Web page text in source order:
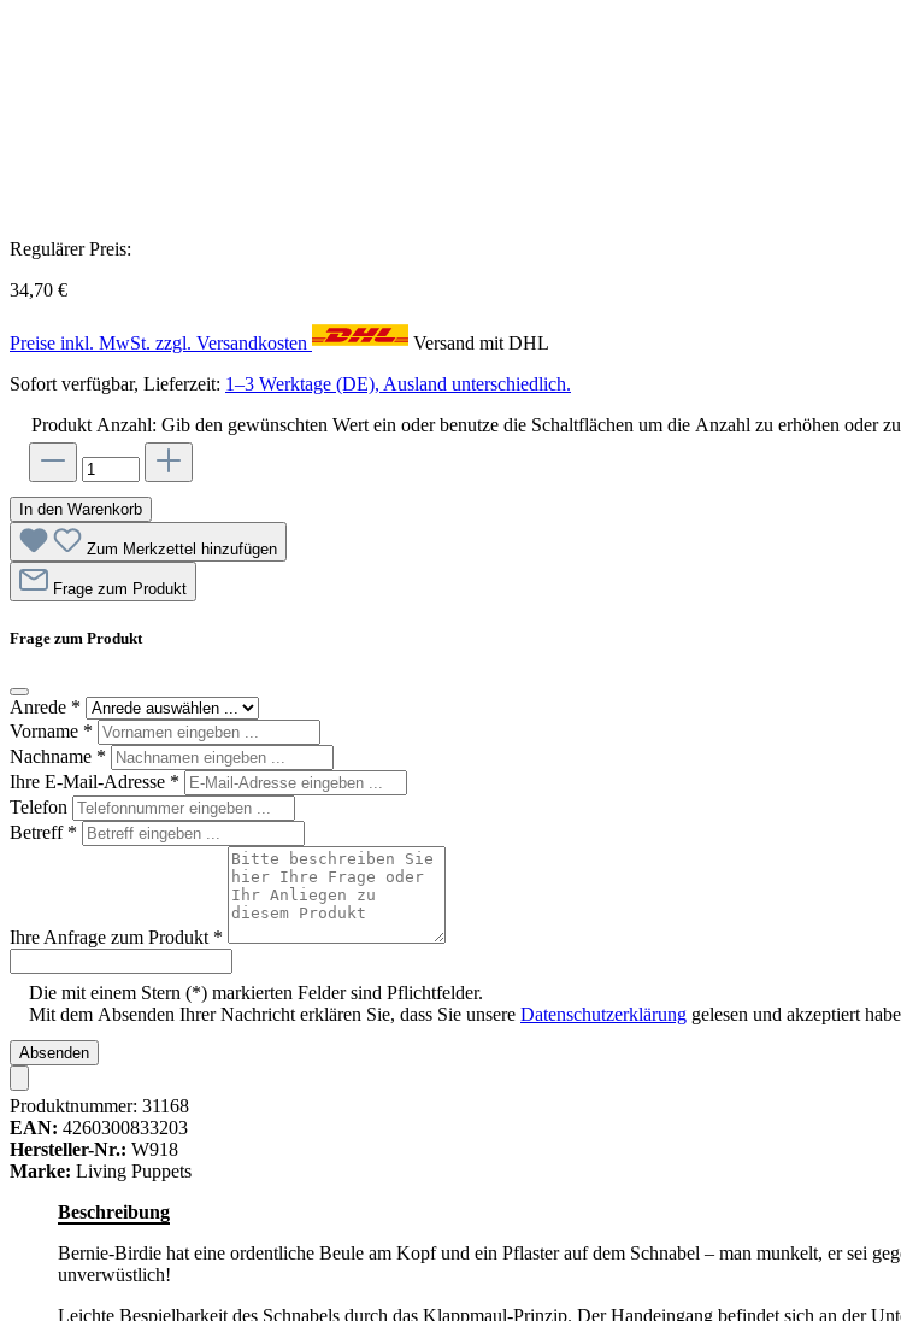
Regulärer Preis:
34,70 €
Preise inkl. MwSt. zzgl. Versandkosten
Versand mit DHL
Sofort verfügbar, Lieferzeit: 1–3 Werktage (DE), Ausland unterschiedlich.
Produkt Anzahl: Gib den gewünschten Wert ein oder benutze die Schaltflächen um die Anzahl zu erhöhen oder
In den Warenkorb
Zum Merkzettel hinzufügen
Frage zum Produkt
Frage zum Produkt
Anrede *
Vorname *
Nachname *
Ihre E-Mail-Adresse *
Telefon
Betreff *
Ihre Anfrage zum Produkt *
Die mit einem Stern (*) markierten Felder sind Pflichtfelder.
Mit dem Absenden Ihrer Nachricht erklären Sie, dass Sie unsere Datenschutzerklärung gelesen und akzeptiert
Absenden
Produktnummer: 31168
EAN: 4260300833203
Hersteller-Nr.: W918
Marke: Living Puppets
Beschreibung
Bernie-Birdie hat eine ordentliche Beule am Kopf und ein Pflaster auf dem Schnabel – man munkelt, er sei
unverwüstlich!
Leichte Bespielbarkeit des Schnabels durch das Klappmaul-Prinzip. Der Handeingang befindet sich an der